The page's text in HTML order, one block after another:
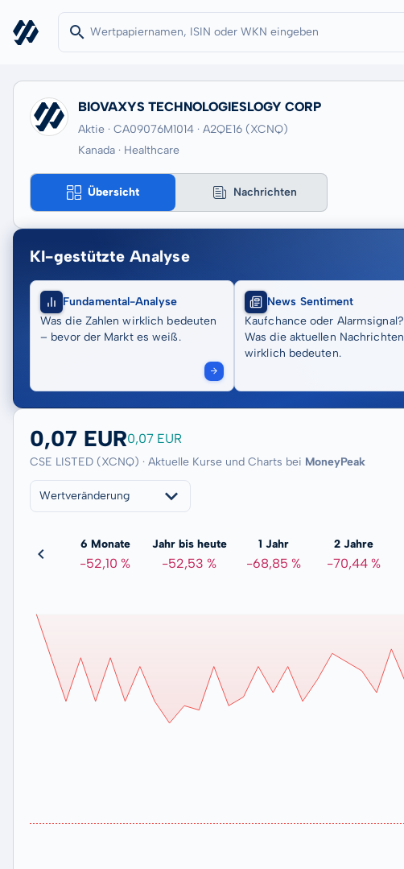
BIOVAXYS TECHNOLOGIESLOGY CORP
Aktie · CA09076M1014 · A2QE16 (XCNQ)
Kanada · Healthcare
Übersicht Nachrichten
KI-gestützte Analyse
Fundamental-Analyse
Was die Zahlen wirklich bedeuten
– bevor der Markt es weiß.
News Sentiment
Kaufchance oder Alarmsignal?
Was die aktuellen Nachrichten
wirklich bedeuten.
0,07 EUR0,07 EUR
CSE LISTED (XCNQ) · Aktuelle Kurse und Charts bei MoneyPeak
Wertveränderung
55,63 %
6 Monate
-52,10 %
Jahr bis heute
-52,53 %
1 Jahr
-68,85 %
2 Jahre
-70,44 %